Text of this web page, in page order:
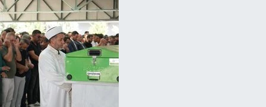
Televizyon
Yaşam-Çevre